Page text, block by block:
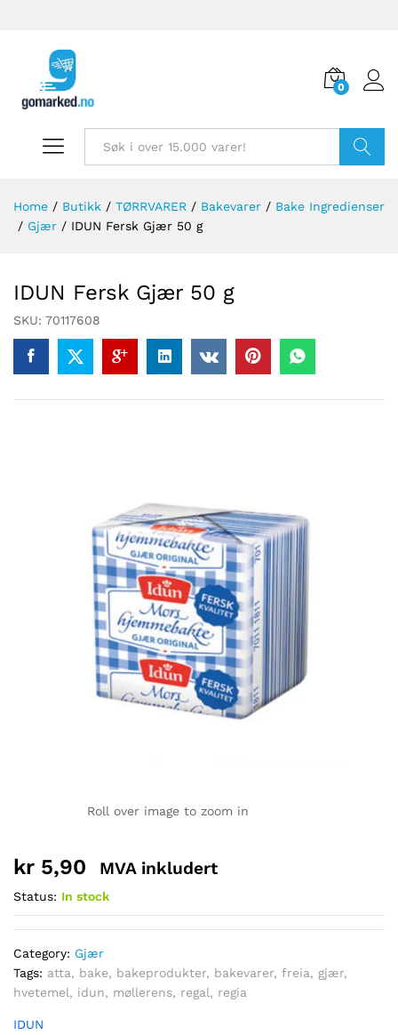
0
Home / Butikk / TØRRVARER / Bakevarer / Bake Ingredienser
/ Gjær / IDUN Fersk Gjær 50 g
IDUN Fersk Gjær 50 g
SKU: 70117608
Roll over image to zoom in
kr 5,90 MVA inkludert
Status: In stock
Category: Gjær
Tags: atta, bake, bakeprodukter, bakevarer, freia, gjær,
hvetemel, idun, møllerens, regal, regia
IDUN